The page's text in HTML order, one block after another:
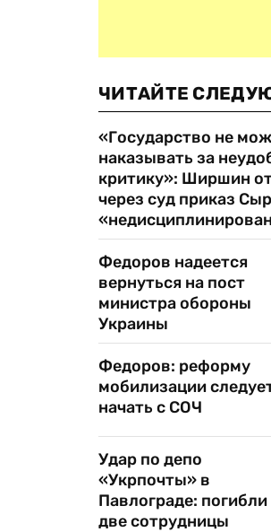
ЧИТАЙТЕ
«Государство не
наказывать за
критику»: Ширшин
через суд приказ
Федоров надеется
вернуться на пост
министра обороны
Украины
Федоров: реформу
мобилизации
начать с СОЧ
Удар по депо
«Укрпочты» в
Павлограде: погибли
две сотрудницы